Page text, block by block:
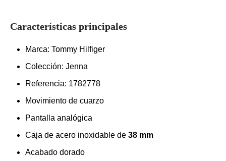
Características principales
Marca: Tommy Hilfiger
Colección: Jenna
Referencia: 1782778
Movimiento de cuarzo
Pantalla analógica
Caja de acero inoxidable de 38 mm
Acabado dorado